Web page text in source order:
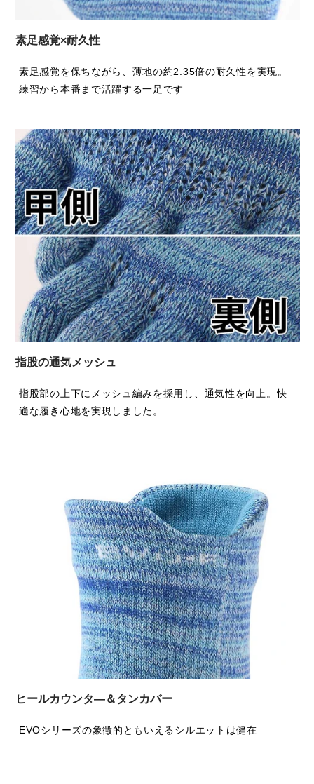
素足感覚×耐久性
素足感覚を保ちながら、薄地の約2.35倍の耐久性を実現。
練習から本番まで活躍する一足です
指股の通気メッシュ
指股部の上下にメッシュ編みを採用し、通気性を向上。快
適な履き心地を実現しました。
ヒールカウンタ―＆タンカバー
EVOシリーズの象徴的ともいえるシルエットは健在